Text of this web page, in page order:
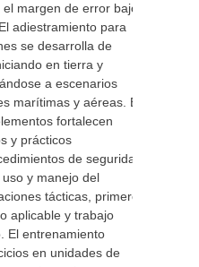
margen de error bajo
adiestramiento para
se desarrolla de
en tierra y
a escenarios
marítimas y aéreas. En
fortalecen
y prácticos
de seguridad,
y manejo del
tácticas, primeros
aplicable y trabajo
El entrenamiento
en unidades de